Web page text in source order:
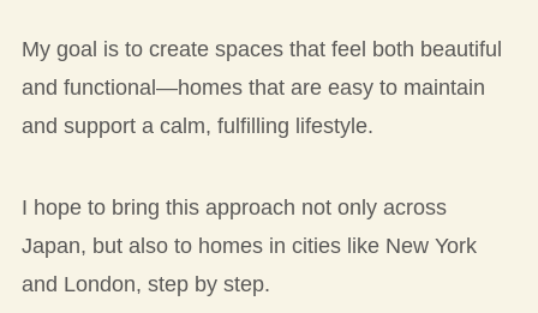
My goal is to create spaces that feel both beautiful
and functional—homes that are easy to maintain
and support a calm, fulfilling lifestyle.
I hope to bring this approach not only across
Japan, but also to homes in cities like New York
and London, step by step.